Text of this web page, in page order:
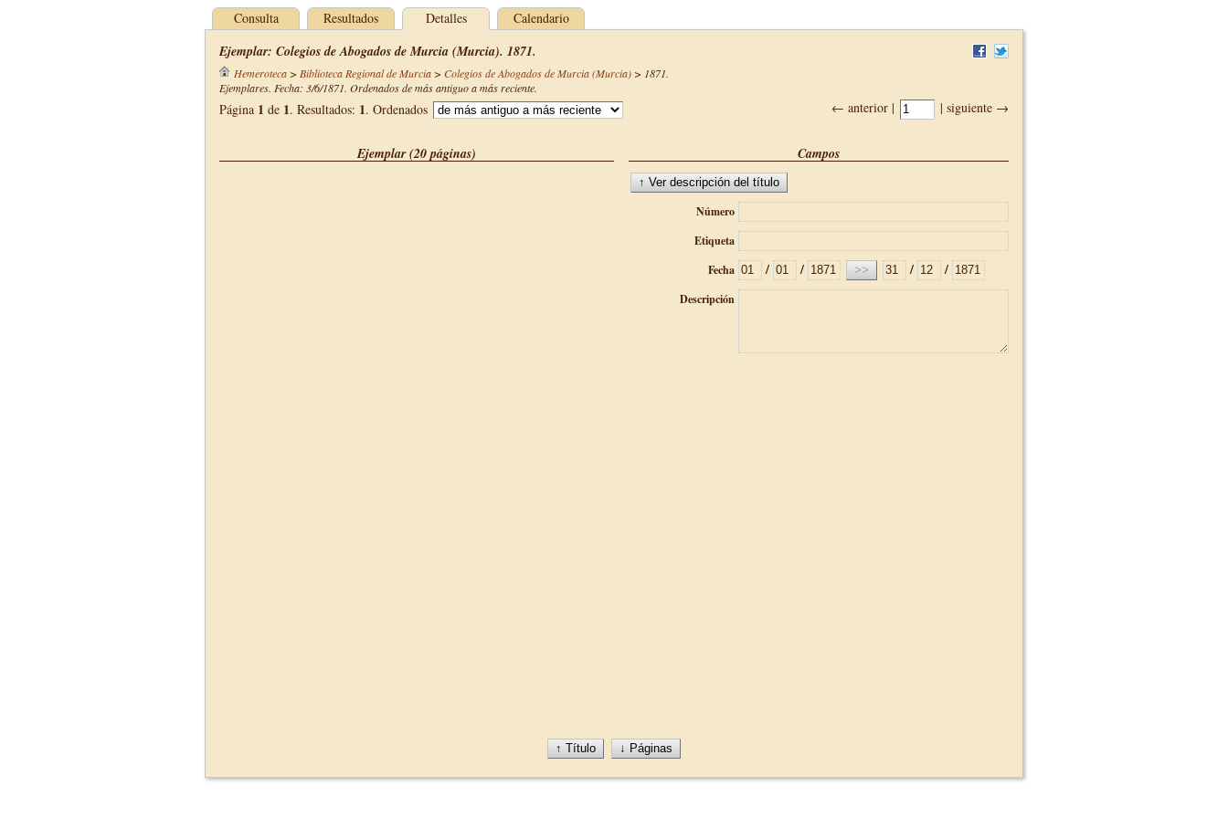
Consulta Resultados Detalles Calendario
Ejemplar: Colegios de Abogados de Murcia (Murcia). 1871.
Hemeroteca> Biblioteca Regional de Murcia> Colegios de Abogados de Murcia (Murcia)> 1871.
Ejemplares. Fecha: 3/6/1871. Ordenados de más antiguo a más reciente.
← anterior | | siguiente →
Página 1 de 1. Resultados: 1. Ordenados
Ejemplar (20 páginas) Campos
Número
Etiqueta
Fecha
/ / / /
Descripción